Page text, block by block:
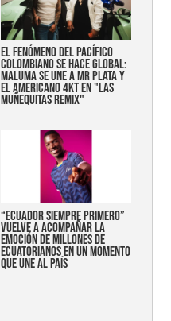
EL FENÓMENO DEL PACÍFICO
COLOMBIANO SE HACE GLOBAL:
MALUMA SE UNE A MR PLATA Y
EL AMERICANO 4KT EN "LAS
MUÑEQUITAS REMIX"
“Ecuador siempre primero”
vuelve a acompañar la
emoción de millones de
ecuatorianos en un momento
que une al país